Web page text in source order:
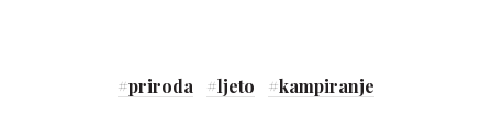
#priroda #ljeto #kampiranje